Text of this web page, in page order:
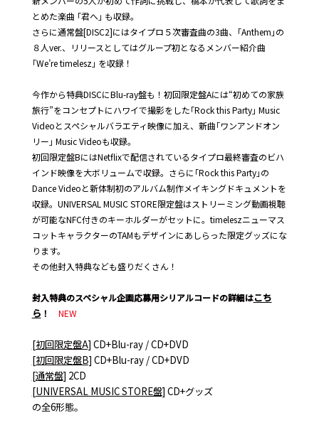
とめた楽曲 ｢君へ｣ も収録。
さらに通常盤[DISC2]にはタイプロ５次審査曲の3曲、｢Anthem｣の
８人ver.、リリースとしてはグループ初となるメンバー紹介曲
｢We’re timelesz｣ を収録！
今作から特典DISCにBlu-ray盤も！初回限定盤Aには“初めての家族
旅行”をコンセプトにハワイで撮影をした｢Rock this Party｣ Music
Videoとスペシャルバラエティ映像に加え、新曲｢ワンアンドオン
リー｣ Music Videoも収録。
初回限定盤BにはNetflixで配信されているタイプロ最終審査のビハ
インド映像を大ボリュームで収録。さらに｢Rock this Party｣の
Dance Videoと新体制初のアルバム制作メイキングドキュメントを
収録。UNIVERSAL MUSIC STORE限定盤はストリーミング動画視聴
が可能なNFC付きのキーホルダーがセットに。timeleszニューマス
コットキャラクターのTAMもデザインにあしらった限定グッズにな
ります。
その他封入特典なども盛りだくさん！
封入特典のスペシャル企画応募用シリアルコードの詳細はこち
ら ！ NEW
[初回限定盤A] CD+Blu-ray / CD+DVD
[初回限定盤B] CD+Blu-ray / CD+DVD
[通常盤] 2CD
[UNIVERSAL MUSIC STORE盤] CD+グッズ
の全6形態。